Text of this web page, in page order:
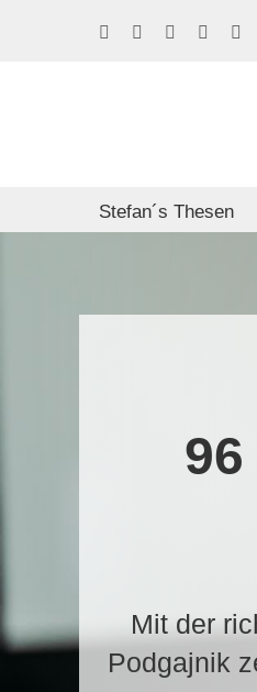
FacebookLinkedIn
Xing Spotify
Stefan´s Thesen
Mit der
Podgajnik